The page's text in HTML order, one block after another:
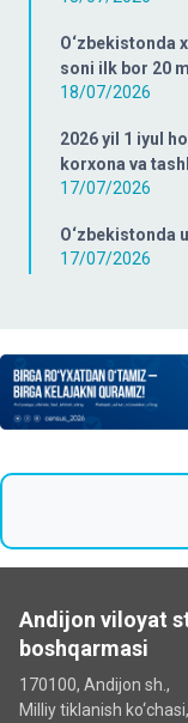
soni ilk bor 20
18/07/2026
2026 yil 1 iyul
korxona va
17/07/2026
O‘zbekistonda
17/07/2026
Andijon viloyat
boshqarmasi
170100, Andijon sh.,
Milliy tiklanish